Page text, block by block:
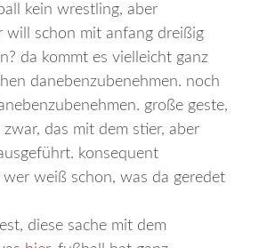
kein wrestling, aber
will schon mit anfang dreißig
da kommt es vielleicht ganz
danebenzubenehmen. noch
große geste,
das mit dem stier, aber
konsequent
weiß schon, was da geredet
diese sache mit dem